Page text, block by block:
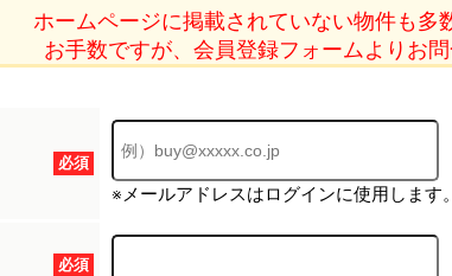
ホームページに掲載されていない物件も多
お手数ですが、会員登録フォームよりお問
必須
※メールアドレスはログインに使用します。
必須